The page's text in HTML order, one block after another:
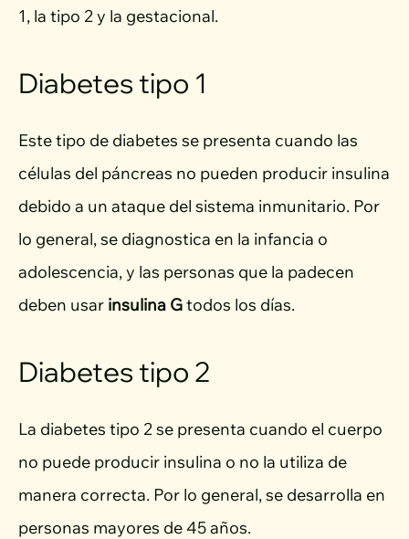
1, la tipo 2 y la gestacional.
Diabetes tipo 1
Este tipo de diabetes se presenta cuando las
células del páncreas no pueden producir insulina
debido a un ataque del sistema inmunitario. Por
lo general, se diagnostica en la infancia o
adolescencia, y las personas que la padecen
deben usar insulina Gtodos los días.
Diabetes tipo 2
La diabetes tipo 2 se presenta cuando el cuerpo
no puede producir insulina o no la utiliza de
manera correcta. Por lo general, se desarrolla en
personas mayores de 45 años.